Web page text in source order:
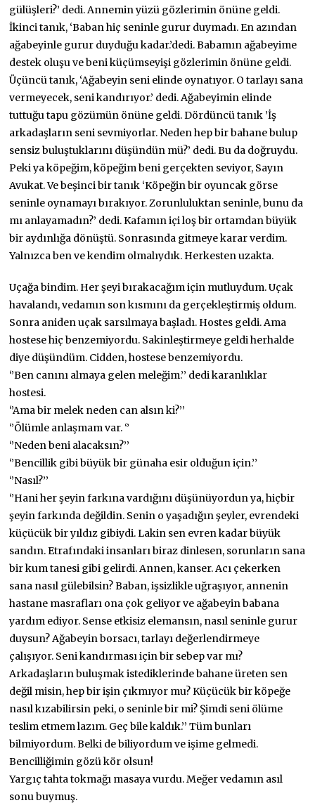
gülüşleri?’ dedi. Annemin yüzü gözlerimin önüne geldi.
İkinci tanık, ‘Baban hiç seninle gurur duymadı. En azından
ağabeyinle gurur duyduğu kadar.’dedi. Babamın ağabeyime
destek oluşu ve beni küçümseyişi gözlerimin önüne geldi.
Üçüncü tanık, ‘Ağabeyin seni elinde oynatıyor. O tarlayı sana
vermeyecek, seni kandırıyor.’ dedi. Ağabeyimin elinde
tuttuğu tapu gözümün önüne geldi. Dördüncü tanık ’İş
arkadaşların seni sevmiyorlar. Neden hep bir bahane bulup
sensiz buluştuklarını düşündün mü?’ dedi. Bu da doğruydu.
Peki ya köpeğim, köpeğim beni gerçekten seviyor, Sayın
Avukat. Ve beşinci bir tanık ‘Köpeğin bir oyuncak görse
seninle oynamayı bırakıyor. Zorunluluktan seninle, bunu da
mı anlayamadın?’ dedi. Kafamın içi loş bir ortamdan büyük
bir aydınlığa dönüştü. Sonrasında gitmeye karar verdim.
Yalnızca ben ve kendim olmalıydık. Herkesten uzakta.
Uçağa bindim. Her şeyi bırakacağım için mutluydum. Uçak
havalandı, vedamın son kısmını da gerçekleştirmiş oldum.
Sonra aniden uçak sarsılmaya başladı. Hostes geldi. Ama
hostese hiç benzemiyordu. Sakinleştirmeye geldi herhalde
diye düşündüm. Cidden, hostese benzemiyordu.
‘’Ben canını almaya gelen meleğim.’’ dedi karanlıklar
hostesi.
‘’Ama bir melek neden can alsın ki?’’
‘’Ölümle anlaşmam var. ‘’
‘’Neden beni alacaksın?’’
‘’Bencillik gibi büyük bir günaha esir olduğun için.’’
‘’Nasıl?’’
‘’Hani her şeyin farkına vardığını düşünüyordun ya, hiçbir
şeyin farkında değildin. Senin o yaşadığın şeyler, evrendeki
küçücük bir yıldız gibiydi. Lakin sen evren kadar büyük
sandın. Etrafındaki insanları biraz dinlesen, sorunların sana
bir kum tanesi gibi gelirdi. Annen, kanser. Acı çekerken
sana nasıl gülebilsin? Baban, işsizlikle uğraşıyor, annenin
hastane masrafları ona çok geliyor ve ağabeyin babana
yardım ediyor. Sense etkisiz elemansın, nasıl seninle gurur
duysun? Ağabeyin borsacı, tarlayı değerlendirmeye
çalışıyor. Seni kandırması için bir sebep var mı?
Arkadaşların buluşmak istediklerinde bahane üreten sen
değil misin, hep bir işin çıkmıyor mu? Küçücük bir köpeğe
nasıl kızabilirsin peki, o seninle bir mi? Şimdi seni ölüme
teslim etmem lazım. Geç bile kaldık.’’ Tüm bunları
bilmiyordum. Belki de biliyordum ve işime gelmedi.
Bencilliğimin gözü kör olsun!
Yargıç tahta tokmağı masaya vurdu. Meğer vedamın asıl
sonu buymuş.